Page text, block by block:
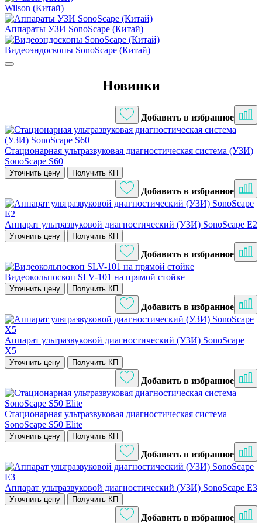
Wilson (Китай)
Аппараты УЗИ SonoScape (Китай)
Видеоэндоскопы SonoScape (Китай)
Новинки
Добавить в избранное
Стационарная ультразвуковая диагностическая система (УЗИ)
SonoScape S60
Уточнить цену Получить КП
Добавить в избранное
Аппарат ультразвуковой диагностический (УЗИ) SonoScape Е2
Уточнить цену Получить КП
Добавить в избранное
Видеокольпоскоп SLV-101 на прямой стойке
Уточнить цену Получить КП
Добавить в избранное
Аппарат ультразвуковой диагностический (УЗИ) SonoScape
X5
Уточнить цену Получить КП
Добавить в избранное
Стационарная ультразвуковая диагностическая система
SonoScape S50 Elite
Уточнить цену Получить КП
Добавить в избранное
Аппарат ультразвуковой диагностический (УЗИ) SonoScape E3
Уточнить цену Получить КП
Добавить в избранное